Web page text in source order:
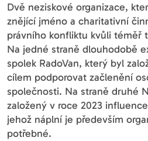
Dvě neziskové organizace,
znějící jméno a charitativní
právního konfliktu kvůli téměř
Na jedné straně dlouhodobě
spolek RadoVan, který byl
cílem podporovat začlenění
společnosti. Na straně druhé
založený v roce 2023
jehož náplní je především
potřebné.